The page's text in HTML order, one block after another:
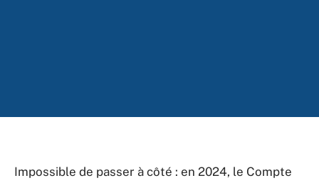
Impossible de passer à côté : en 2024, le Compte